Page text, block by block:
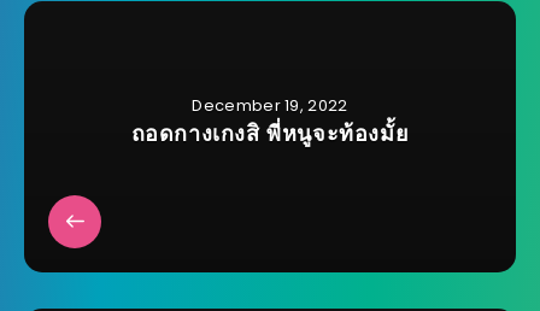
December 19, 2022
ถอดกางเกงสิ พี่หนูจะท้องมั้ย